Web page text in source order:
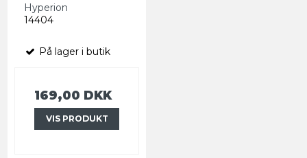
Hyperion
14404
På lager i butik
169,00 DKK
VIS PRODUKT